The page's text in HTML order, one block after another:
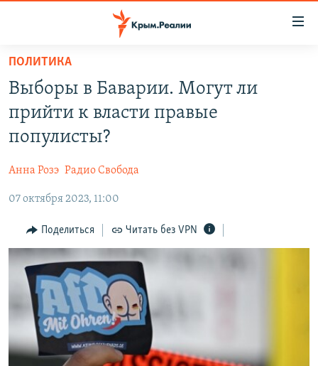
Вернуться
основному
содержанию
Вернутся
главной
Вернутся
поиску
НОВОСТИ
СПЕЦПРОЕКТЫ
11 ЛЕТ ОККУПАЦИИ КРЫМА. 11 ИСТОРИЙ СОПРОТИВЛЕНИЯ
ВОДА
ЕЩЕ
ИНТЕРАКТИВ
ИНФОГРАФИКА
ТЕЛЕПРОЕКТ КРЫМ.РЕАЛИИ
СОВЕТЫ ПРАВОЗАЩИТНИКОВ
ПРОПАВШИЕ БЕЗ ВЕСТИ
ПОБЕДИТЕЛЕЙ НЕ СУДЯТ?
КРЫМ.НЕПОКОРЕННЫЙ
РАДІО СВОБОДА
КАК ОБОЙТИ БЛОКИРОВКУ
Українською
Qırımtatar
ПРИСОЕДИНЯЙТЕСЬ!
ПОЛИТИКА
Выборы в Баварии. Могут ли
прийти к власти правые
популисты?
Анна Розэ Радио Свобода
07 октября 2023, 11:00
Поделиться Читать без VPN